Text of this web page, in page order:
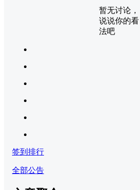
暂无讨论，
说说你的看
法吧
签到排行
全部公告